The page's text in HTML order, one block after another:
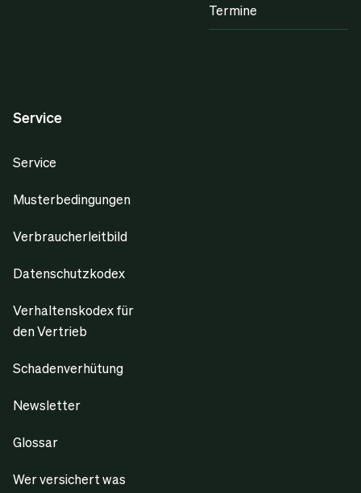
Termine
Service
Service
Musterbedingungen
Verbraucherleitbild
Datenschutzkodex
Verhaltenskodex für
den Vertrieb
Schadenverhütung
Newsletter
Glossar
Wer versichert was